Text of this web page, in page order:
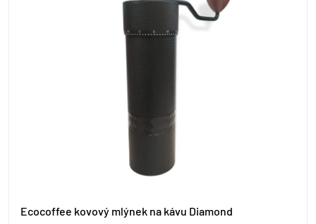
Ecocoffee kovový mlýnek na kávu Diamond